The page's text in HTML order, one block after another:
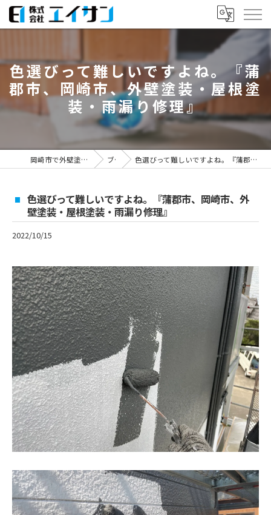
色選びって難しいですよね。『蒲
郡市、岡崎市、外壁塗装・屋根塗
装・雨漏り修理』
岡崎市で外壁塗装なら株式会社エイサン ブログ 色選びって難しいですよね。『蒲郡市、岡崎市、外壁塗装・屋根塗装・雨漏り修理』
色選びって難しいですよね。『蒲郡市、岡崎市、外
壁塗装・屋根塗装・雨漏り修理』
2022/10/15